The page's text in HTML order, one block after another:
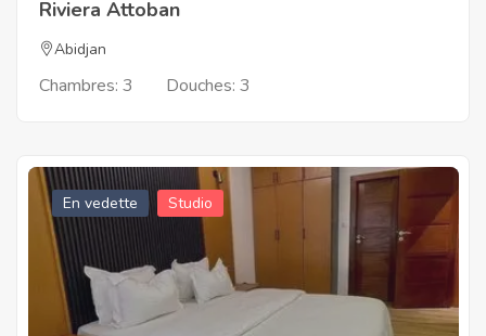
Riviera Attoban
Abidjan
Chambres: 3 Douches: 3
En vedette Studio